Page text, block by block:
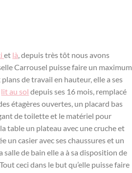
et là, depuis très tôt nous avons
Carrousel puisse faire un maximum
de travail en hauteur, elle a ses
lit au sol depuis ses 16 mois, remplacé
étagères ouvertes, un placard bas
de toilette et le matériel pour
table un plateau avec une cruche et
un casier avec ses chaussures et un
de bain elle a à sa disposition de
ceci dans le but qu’elle puisse faire